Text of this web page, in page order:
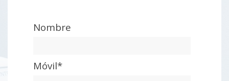
Nombre
Móvil*